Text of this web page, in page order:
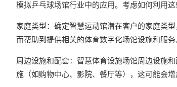
模拟乒乓球场馆行业中的应用。考虑如何利用
家庭类型：确定智慧运动馆潜在客户的家庭类
而帮助到提供相关的体育数字化场馆设施和服务
周边设施和配套：智慧体育设施场馆周边设施
施（如购物中心、影院、餐厅等），这可能会